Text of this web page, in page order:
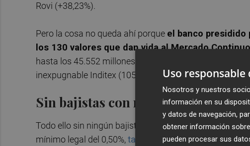
Rovi (+38,23%).
Pero la cosa no queda ahí porque el banco presidido
los 130 valores que dan vida al Mercado Continuo
hasta los 45.552 millones de euros, lo que la sitúa en
inexpugnable Inditex (105.000 millones), Iberdrola
Sin bajistas con nombre y apellidos
Todo ello sin ningún bajista con nombre y apellidos
mínimo legal del 0,50%,tal y como lo constató ayer
Uso responsable
Nosotros y nuestros
información en su
y datos de navegación,
obtener información
pueden procesar sus